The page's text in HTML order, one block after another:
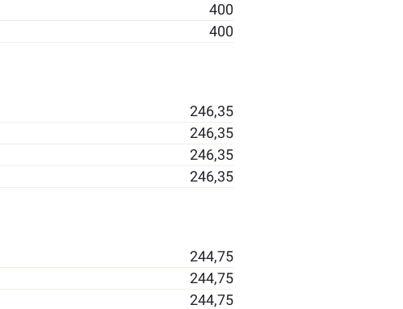
400
400
246,35
246,35
246,35
246,35
244,75
244,75
244,75